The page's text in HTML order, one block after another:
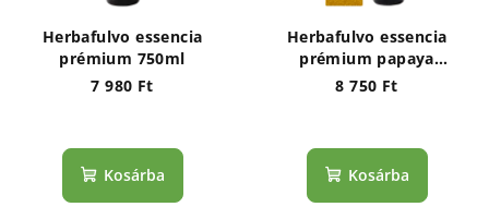
Herbafulvo essencia
prémium 750ml
7 980 Ft
Kosárba
Herbafulvo essencia
prémium papaya
kivonattal 750 ml
8 750 Ft
Kosárba